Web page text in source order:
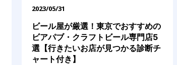
2023/05/31
ビール屋が厳選！東京でおすすめの
ビアパブ・クラフトビール専門店5
選【行きたいお店が見つかる診断チ
ャート付き】